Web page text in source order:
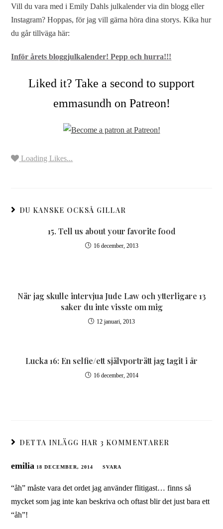
Vill du vara med i Emily Dahls julkalender via din blogg eller
Instagram? Hoppas, för jag vill gärna höra dina storys. Kika hur
du går tillväga här:
Inför årets bloggjulkalender! Pepp och hurra!!!
Liked it? Take a second to support
emmasundh on Patreon!
Loading Likes...
DU KANSKE OCKSÅ GILLAR
15. Tell us about your favorite food
16 december, 2013
När jag skulle intervjua Jude Law och ytterligare 13
saker du inte visste om mig
12 januari, 2013
Lucka 16: En selfie/ett självporträtt jag tagit i år
16 december, 2014
DETTA INLÄGG HAR 3 KOMMENTARER
emilia 18 DECEMBER, 2014 SVARA
“åh” måste vara det ordet jag använder flitigast… finns så
mycket som jag inte kan beskriva och oftast blir det just bara ett
“åh”!